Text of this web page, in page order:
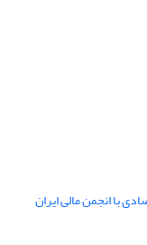
با انجمن مالی ایران